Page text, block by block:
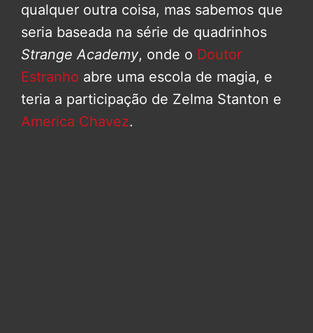
qualquer outra coisa, mas sabemos que
seria baseada na série de quadrinhos
Strange Academy, onde o Doutor
Estranho abre uma escola de magia, e
teria a participação de Zelma Stanton e
America Chavez.